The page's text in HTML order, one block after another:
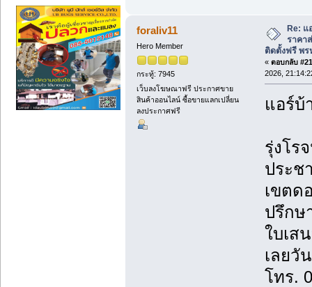
foraliv11
Hero Member
กระทู้: 7945
เว็บลงโฆษณาฟรี ประกาศขาย
สินค้าออนไลน์ ซื้อขายแลกเปลี่ยน
ลงประกาศฟรี
Re: แ
ราคา
ติดตั้งฟรี พร
« ตอบกลับ
2026,
แอร์บ้
รุ่งโร
ประช
เขตด
ปรึกษ
ใบเส
เลยวั
โทร.